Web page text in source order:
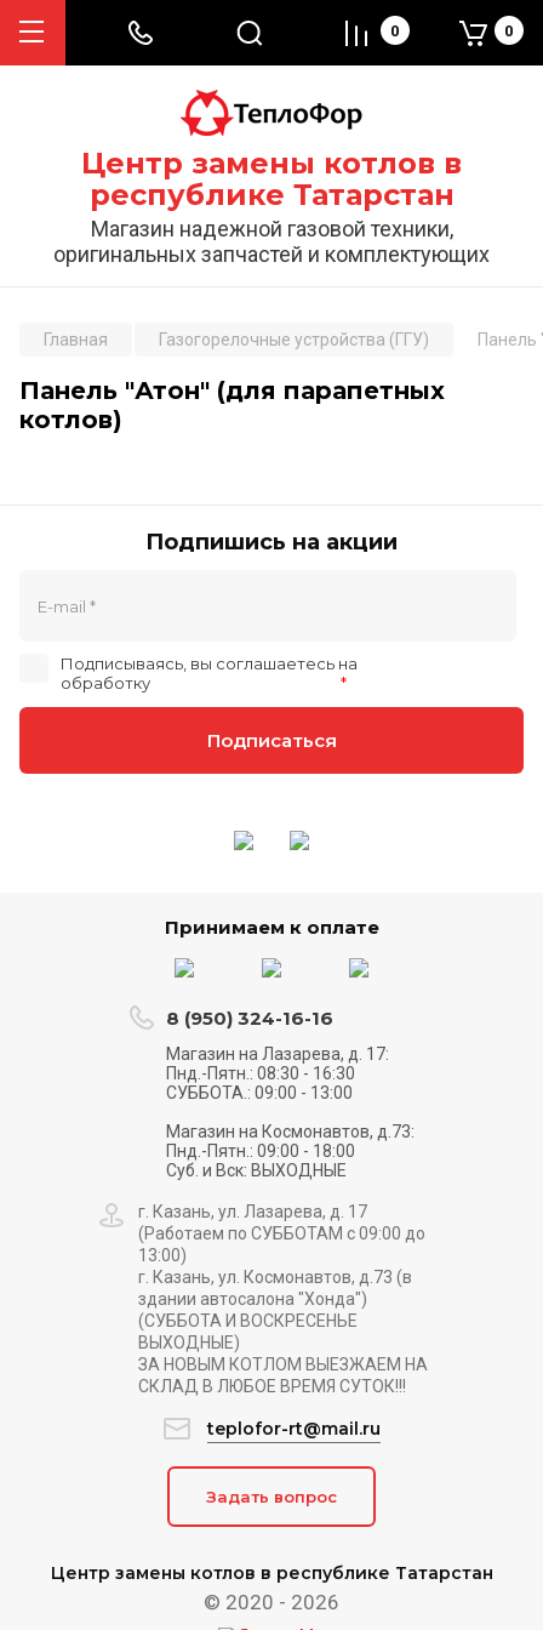
Центр замены котлов в
республике Татарстан
Магазин надежной газовой техники,
оригинальных запчастей и комплектующих
0 0
Главная Газогорелочные устройства (ГГУ) Панель
Панель "Атон" (для парапетных
котлов)
Подпишись на акции
Подписываясь, вы соглашаетесь на
обработку
*
Подписаться
Принимаем к оплате
Центр замены котлов в республике Татарстан
© 2020 - 2026
8 (950) 324-16-16
Магазин на Лазарева, д. 17:
Пнд.-Пятн.: 08:30 - 16:30
СУББОТА.: 09:00 - 13:00
Магазин на Космонавтов, д.73:
Пнд.-Пятн.: 09:00 - 18:00
Суб. и Вск: ВЫХОДНЫЕ
г. Казань, ул. Лазарева, д. 17
(Работаем по СУББОТАМ с 09:00 до
13:00)
г. Казань, ул. Космонавтов, д.73 (в
здании автосалона "Хонда")
(СУББОТА И ВОСКРЕСЕНЬЕ
ВЫХОДНЫЕ)
ЗА НОВЫМ КОТЛОМ ВЫЕЗЖАЕМ НА
СКЛАД В ЛЮБОЕ ВРЕМЯ СУТОК!!!
teplofor-rt@mail.ru
Задать вопрос